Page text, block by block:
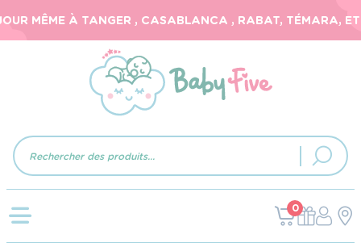
MÊME À TANGER , CASABLANCA , RABAT, TÉMARA, ET
Recherche
de
produits
0